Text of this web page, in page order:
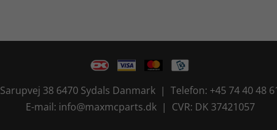
Sarupvej 38 6470 Sydals Danmark | Telefon: +45 74 40 48
E-mail: info@maxmcparts.dk | CVR: DK 37421057